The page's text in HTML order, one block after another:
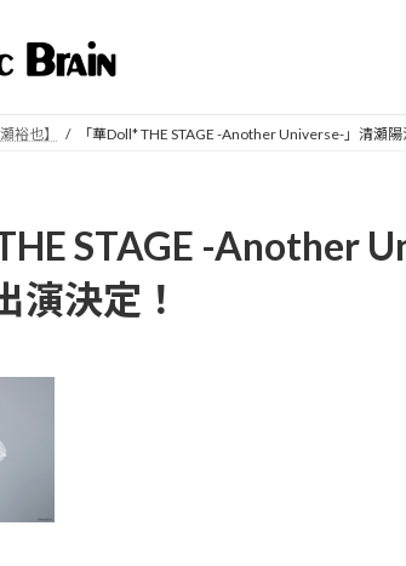
裕也】 「華Doll* THE STAGE -Another Universe-」清瀬
STAGE -Another
演決定！